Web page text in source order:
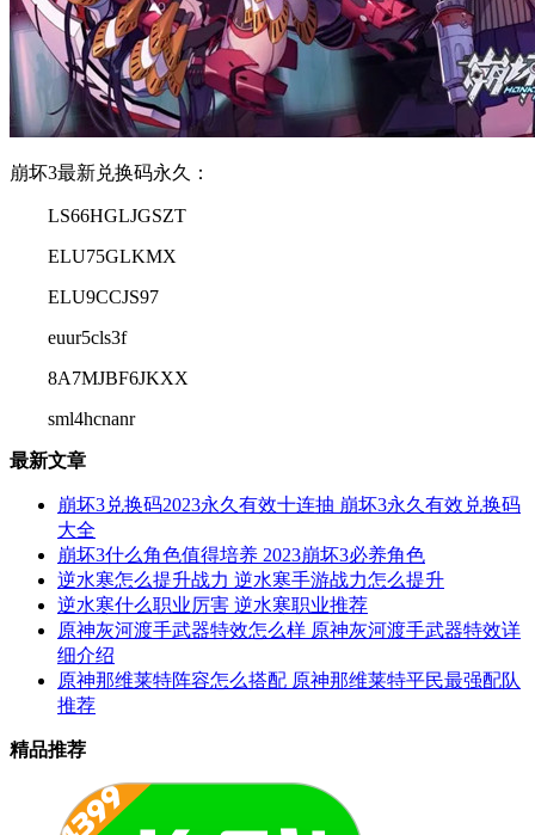
崩坏3最新兑换码永久：
LS66HGLJGSZT
ELU75GLKMX
ELU9CCJS97
euur5cls3f
8A7MJBF6JKXX
sml4hcnanr
最新文章
崩坏3兑换码2023永久有效十连抽 崩坏3永久有效兑换码
大全
崩坏3什么角色值得培养 2023崩坏3必养角色
逆水寒怎么提升战力 逆水寒手游战力怎么提升
逆水寒什么职业厉害 逆水寒职业推荐
原神灰河渡手武器特效怎么样 原神灰河渡手武器特效详
细介绍
原神那维莱特阵容怎么搭配 原神那维莱特平民最强配队
推荐
精品推荐